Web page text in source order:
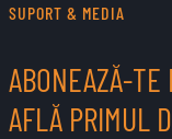
SUPORT & MEDIA
ABONEAZĂ-
AFLĂ PRIMUL